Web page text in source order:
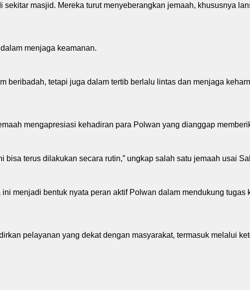
masjid. Mereka turut menyeberangkan jemaah, khususnya
menjaga keamanan.
beribadah, tetapi juga dalam tertib berlalu lintas dan menjaga
mengapresiasi kehadiran para Polwan yang dianggap
terus dilakukan secara rutin,” ungkap salah satu jemaah usai
menjadi bentuk nyata peran aktif Polwan dalam mendukung
pelayanan yang dekat dengan masyarakat, termasuk melalui